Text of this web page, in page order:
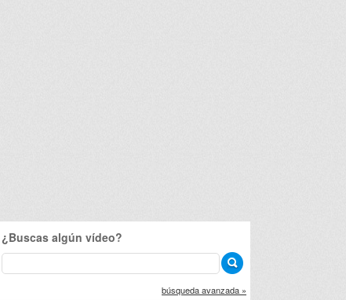
¿Buscas algún vídeo?
búsqueda avanzada »